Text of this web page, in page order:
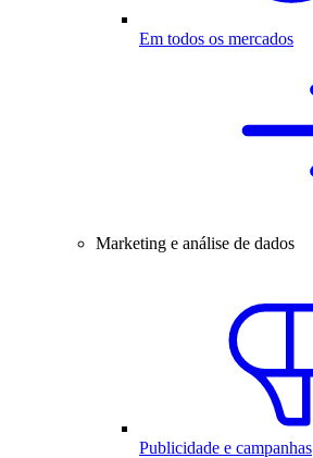
Em todos os mercados
Marketing e análise de dados
Publicidade e campanhas